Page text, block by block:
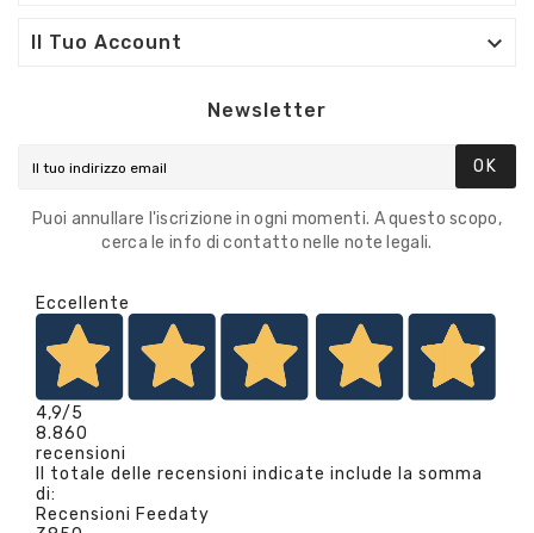
Il Tuo Account 
Newsletter
OK
Puoi annullare l'iscrizione in ogni momenti. A questo scopo,
cerca le info di contatto nelle note legali.
Eccellente
4,9/5
8.860
recensioni
Il totale delle recensioni indicate include la somma
di:
Recensioni Feedaty